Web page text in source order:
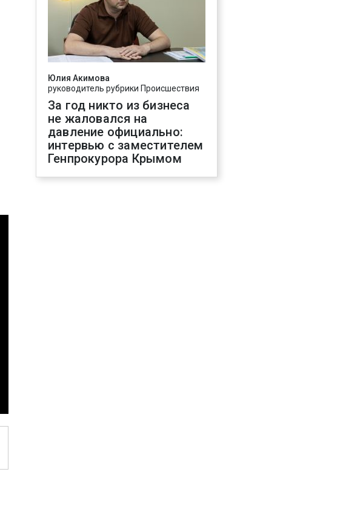
Юлия Акимова
руководитель рубрики Происшествия
За год никто из бизнеса
не жаловался на
давление официально:
интервью с заместителем
Генпрокурора Крымом